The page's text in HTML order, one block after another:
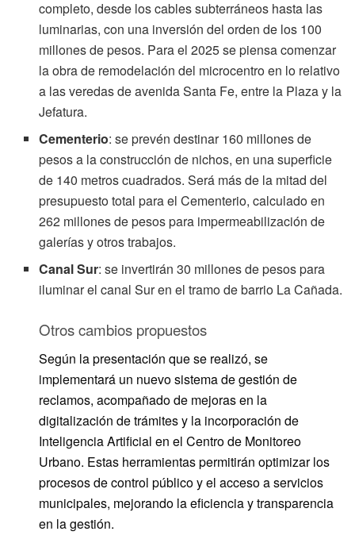
completo, desde los cables subterráneos hasta las
luminarias, con una inversión del orden de los 100
millones de pesos. Para el 2025 se piensa comenzar
la obra de remodelación del microcentro en lo relativo
a las veredas de avenida Santa Fe, entre la Plaza y la
Jefatura.
Cementerio: se prevén destinar 160 millones de
pesos a la construcción de nichos, en una superficie
de 140 metros cuadrados. Será más de la mitad del
presupuesto total para el Cementerio, calculado en
262 millones de pesos para impermeabilización de
galerías y otros trabajos.
Canal Sur: se invertirán 30 millones de pesos para
iluminar el canal Sur en el tramo de barrio La Cañada.
Otros cambios propuestos
Según la presentación que se realizó, se
implementará un nuevo sistema de gestión de
reclamos, acompañado de mejoras en la
digitalización de trámites y la incorporación de
Inteligencia Artificial en el Centro de Monitoreo
Urbano. Estas herramientas permitirán optimizar los
procesos de control público y el acceso a servicios
municipales, mejorando la eficiencia y transparencia
en la gestión.